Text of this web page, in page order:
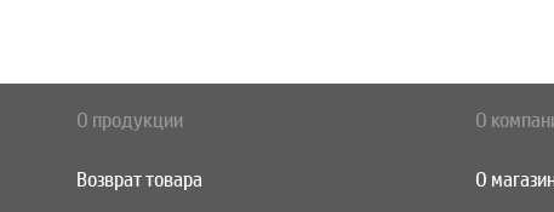
О продукции
Возврат товара
О
О